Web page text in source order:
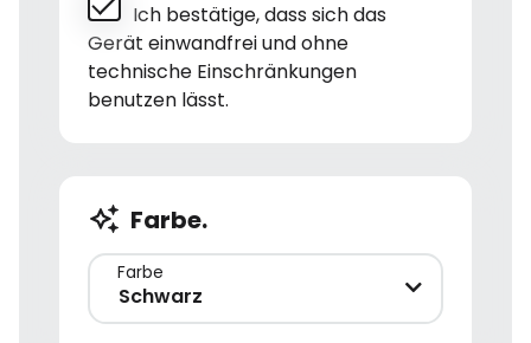
Ich bestätige, dass sich das
Gerät einwandfrei und ohne
technische Einschränkungen
benutzen lässt.
Farbe.
Farbe
Schwarz